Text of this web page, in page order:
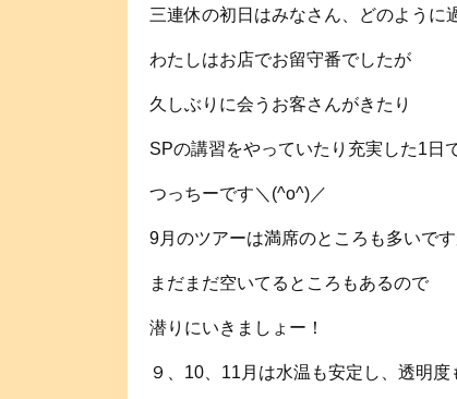
三連休の初日はみなさん、どのように
わたしはお店でお留守番でしたが
久しぶりに会うお客さんがきたり
SPの講習をやっていたり充実した1日
つっちーです＼(^o^)／
9月のツアーは満席のところも多いで
まだまだ空いてるところもあるので
潜りにいきましょー！
９、10、11月は水温も安定し、透明度